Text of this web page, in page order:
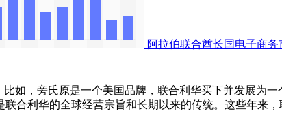
阿拉伯联合酋长国电子商
，旁氏原是一个美国品牌，联合利华买下并发展为一
合利华的全球经营宗旨和长期以来的传统。这些年来